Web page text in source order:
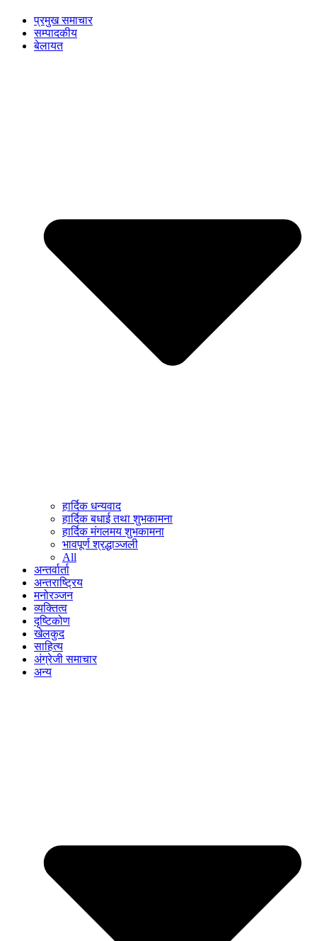
प्रमुख समाचार
सम्पादकीय
बेलायत
हार्दिक धन्यवाद
हार्दिक बधाई तथा शुभकामना
हार्दिक मंगलमय शुभकामना
भावपूर्ण श्रद्धाञ्जली
All
अन्तर्वार्ता
अन्तराष्ट्रिय
मनोरञ्जन
व्यक्तित्व
दृष्टिकोण
खेलकुद
साहित्य
अंग्रेजी समाचार
अन्य